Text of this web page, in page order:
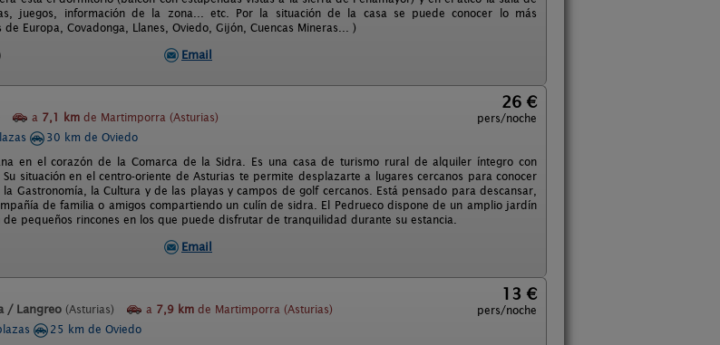
juegos, información de la zona... etc. Por la situación de la casa se puede conocer lo más
Europa, Covadonga, Llanes, Oviedo, Gijón, Cuencas Mineras... )
Email
a 7,1 km de Martimporra (Asturias)
26 €
pers/noche
30 km de Oviedo
en el corazón de la Comarca de la Sidra. Es una casa de turismo rural de alquiler íntegro con
situación en el centro-oriente de Asturias te permite desplazarte a lugares cercanos para conocer
Gastronomía, la Cultura y de las playas y campos de golf cercanos. Está pensado para descansar,
de familia o amigos compartiendo un culín de sidra. El Pedrueco dispone de un amplio jardín
pequeños rincones en los que puede disfrutar de tranquilidad durante su estancia.
Email
/ Langreo (Asturias) a 7,9 km de Martimporra (Asturias)
13 €
pers/noche
25 km de Oviedo